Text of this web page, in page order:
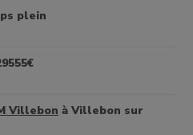
plein
Villebon à Villebon sur